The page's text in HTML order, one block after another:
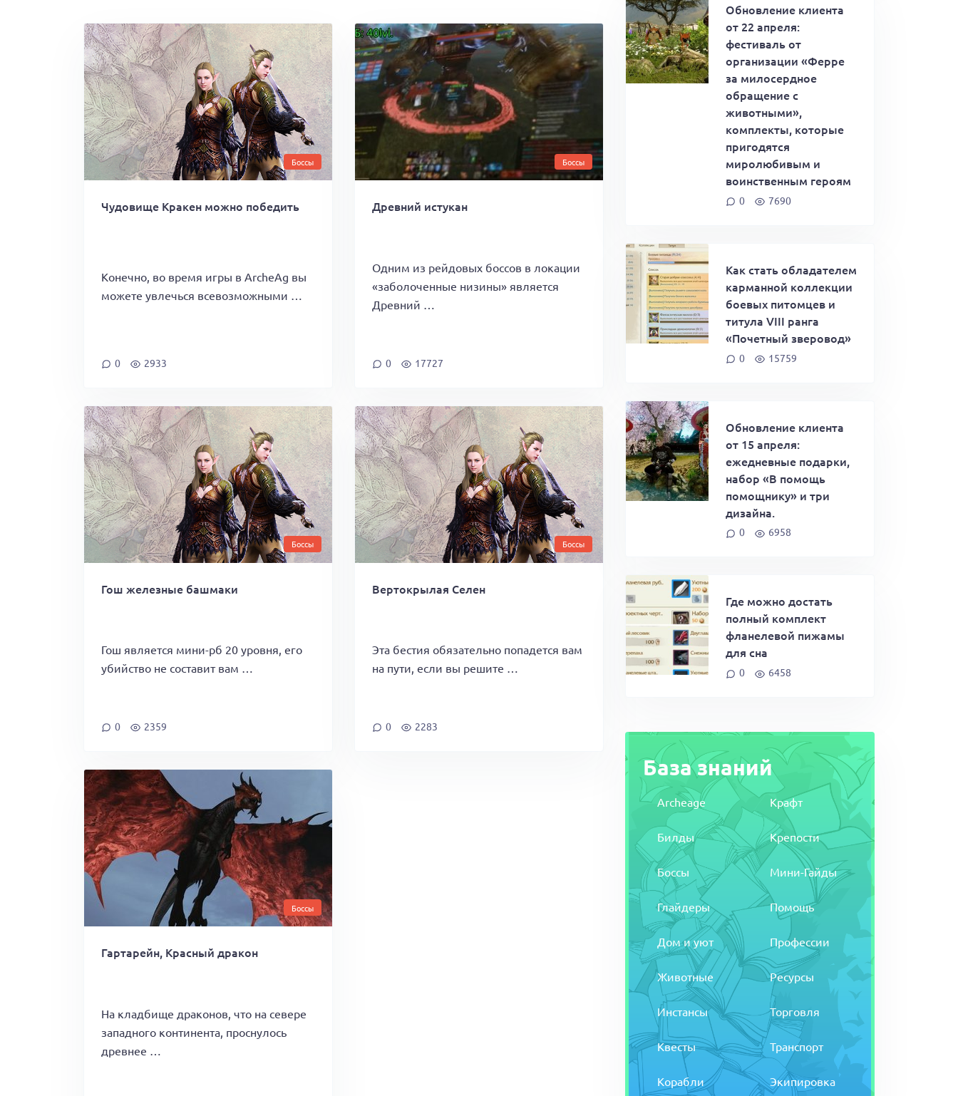
Боссы
Чудовище Кракен можно победить
Конечно, во время игры в ArcheAg вы
можете увлечься всевозможными …
0 2933
Боссы
Древний истукан
Одним из рейдовых боссов в локации
«заболоченные низины» является
Древний …
0 17727
Боссы
Гош железные башмаки
Гош является мини-рб 20 уровня, его
убийство не составит вам …
0 2359
Боссы
Вертокрылая Селен
Эта бестия обязательно попадется вам
на пути, если вы решите …
0 2283
Боссы
Гартарейн, Красный дракон
На кладбище драконов, что на севере
западного континента, проснулось
древнее …
Обновление клиента
от 22 апреля:
фестиваль от
организации «Ферре
за милосердное
обращение с
животными»,
комплекты, которые
пригодятся
миролюбивым и
воинственным героям
0 7690
Как стать обладателем
карманной коллекции
боевых питомцев и
титула VIII ранга
«Почетный зверовод»
0 15759
Обновление клиента
от 15 апреля:
ежедневные подарки,
набор «В помощь
помощнику» и три
дизайна.
0 6958
Где можно достать
полный комплект
фланелевой пижамы
для сна
0 6458
База знаний
Archeage
Билды
Боссы
Глайдеры
Дом и уют
Животные
Инстансы
Квесты
Корабли
Крафт
Крепости
Мини-Гайды
Помощь
Профессии
Ресурсы
Торговля
Транспорт
Экипировка